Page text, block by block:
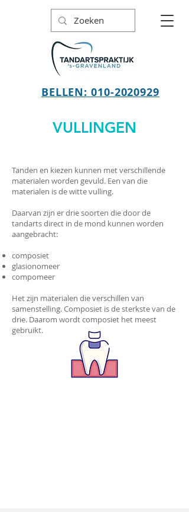
BELLEN: 010-2020929
VULLINGEN
Tanden en kiezen kunnen met verschillende
materialen worden gevuld. Een van die
materialen is de witte vulling.
Daarvan zijn er drie soorten die door de
tandarts direct in de mond kunnen worden
aangebracht:
composiet
glasionomeer
compomeer
Het zijn materialen die verschillen van
samenstelling. Composiet is de sterkste van de
drie. Daarom wordt composiet het meest
gebruikt.